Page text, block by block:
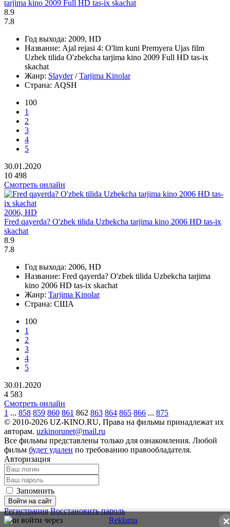
tarjima kino 2009 Full HD tas-ix skachat
8.9
7.8
Год выхода: 2009, HD
Название: Ajal rejasi 4: O'lim kuni Premyera Ujas film
Uzbek tilida O'zbekcha tarjima kino 2009 Full HD tas-ix
skachat
Жанр: Slayder/Tarjima Kinolar
Страна: AQSH
100
1
2
3
4
5
30.01.2020
10 498
Смотреть онлайн
2006, HD
Fred qayerda? O'zbek tilida Uzbekcha tarjima kino 2006 HD tas-ix
skachat
8.9
7.8
Год выхода: 2006, HD
Название: Fred qayerda? O'zbek tilida Uzbekcha tarjima
kino 2006 HD tas-ix skachat
Жанр: Tarjima Kinolar
Страна: США
100
1
2
3
4
5
30.01.2020
4 583
Смотреть онлайн
1 ... 858 859 860 861 862 863 864 865 866 ... 875
© 2010-2026 UZ-KINO.RU, Права на фильмы принадлежат их
авторам. uzkinorunet@mail.ru
Все фильмы представлены только для ознакомления. Любой
фильм будет удален по требованию правообладателя.
Авторизация
Запомнить
Войти на сайт
Регистрация Восстановить пароль
Или войти через
✕